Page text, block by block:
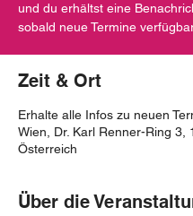
und du erhältst eine
sobald neue Termine
Zeit & Ort
Erhalte alle Infos zu neuen
Wien, Dr. Karl Renner-Ring 3,
Österreich
Über die